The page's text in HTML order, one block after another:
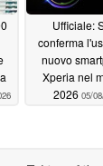
Ufficiale:
conferma
nuovo
Xperia nel
2026 05/